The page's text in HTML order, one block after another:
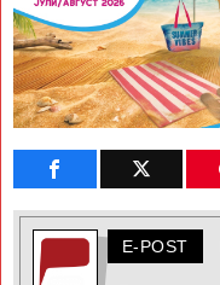
E-POST